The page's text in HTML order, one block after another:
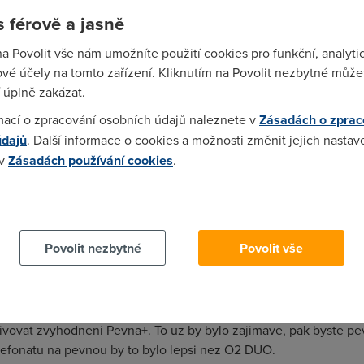
tam chcip pes. O jejich Marketingu ani nemluvim. Ten
peti dementama, ale porad vari z vody. Bombasticky reklamy
:D a jeste udelali chybu kdyz prekopirovavali podminky
smeji zakaznikovi, kdyz se rozejdou domu, O2 se jeste navic
zavislakum na O2. Jirka
vec, a to ze k smlouve si muzete aktivovat tohle ADSL s
zvyhodneni Pevna+. To uz by bylo zajimave, pak byste
na pevnou by to bylo lepsi nez O2 DUO.
férově a jasně
Povolit vše nám umožníte použití cookies pro funkční,
účely na tomto zařízení. Kliknutím na Povolit nezbytné
zakázat.
o zpracování osobních údajů naleznete vZásadách o
. Další informace o cookies a možnosti změnit jejich
Zásadách používání cookies.
Povolit nezbytné
Povolit vše